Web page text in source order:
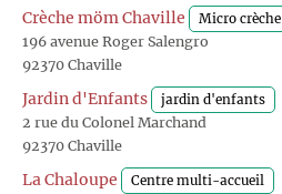
Crèche möm Chaville Micro crèche
196 avenue Roger Salengro
92370 Chaville
Jardin d'Enfants jardin d'enfants
2 rue du Colonel Marchand
92370 Chaville
La Chaloupe Centre multi-accueil